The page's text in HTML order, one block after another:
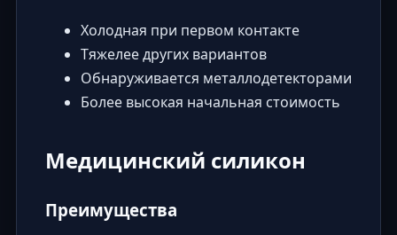
Холодная при первом контакте
Тяжелее других вариантов
Обнаруживается металлодетекторами
Более высокая начальная стоимость
Медицинский силикон
Преимущества